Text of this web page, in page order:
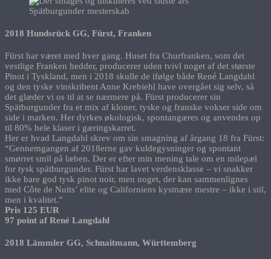
2018 Hundsrück GG, Fürst, Franken
Fürst har været med hver gang. Huset fra Churfranken, som det
vestlige Franken hedder, producerer uden tvivl noget af det største
Pinot i Tyskland, men i 2018 skulle de ifølge både René Langdahl
og den tyske vinskribent Anne Krebiehl have overgået sig selv, så
det glæder vi os til at se nærmere på. Fürst producerer sin
Spätburgunder fra et mix af kloner, tyske og franske vokser side om
side i marken. Her dyrkes økologisk, spontangæres og anvendes op
til 80% hele klaser i gæringskarret.
Her er hvad Langdahl skrev om sin smagning af årgang 18 fra Fürst:
“Gennemgangen af 2018erne gav kuldegysninger og spontant
smørret smil på læben. Der er efter min mening tale om en milepæl
for tysk spätburgunder. Fürst har lavet verdensklasse – vi snakker
ikke bare god tysk pinot noir, men noget, der kan sammenlignes
med Côte de Nuits’ elite og Californiens kystnære mestre – ikke i stil,
men i kvalitet.”
Pris 125 EUR
97 point af René Langdahl
2018 Lämmler GG, Schnaitmann, Württemberg